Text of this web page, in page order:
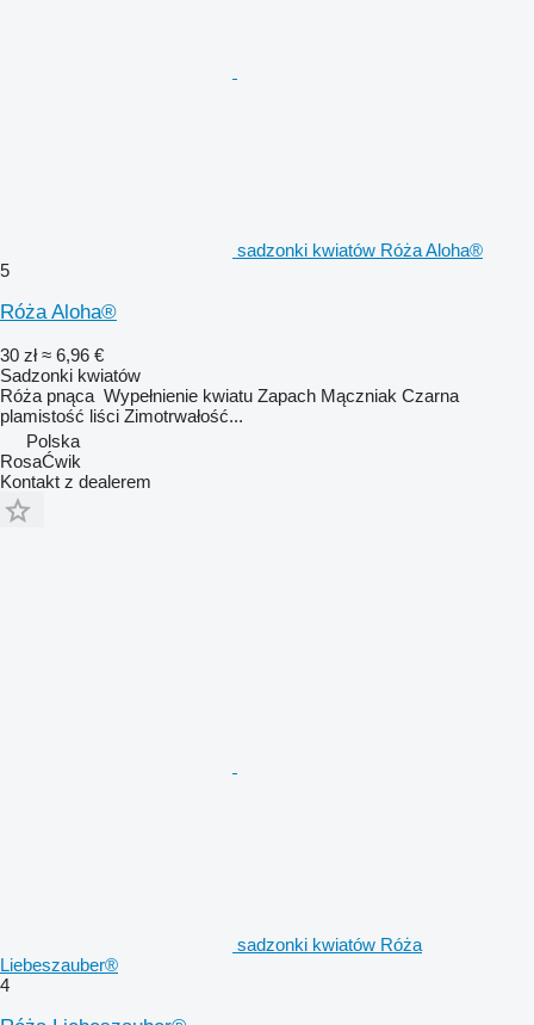
sadzonki kwiatów Róża Aloha®
5
Róża Aloha®
30 zł ≈ 6,96 €
Sadzonki kwiatów
Róża pnąca Wypełnienie kwiatu Zapach Mączniak Czarna
plamistość liści Zimotrwałość...
Polska
RosaĆwik
Kontakt z dealerem
sadzonki kwiatów Róża
Liebeszauber®
4